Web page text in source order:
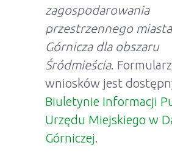
zagospodarowania
przestrzennego
Górnicza dla obszaru
Śródmieścia.
wniosków jest
Biuletynie Informacji
Urzędu Miejskiego w
Górniczej.